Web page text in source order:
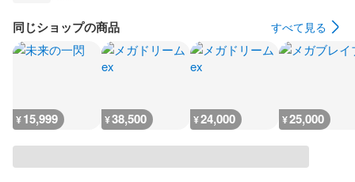
同じショップの商品 すべて見る
¥15,999 ¥38,500 ¥24,000 ¥25,000